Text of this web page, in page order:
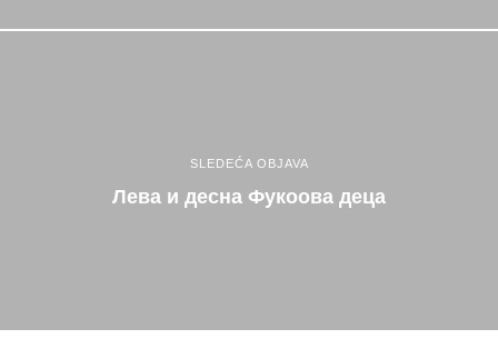
SLEDEĆA OBJAVA
Лева и десна Фукоова деца